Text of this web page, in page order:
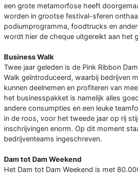
een grote metamorfose heeft
worden in grootse festival-sferen
podiumprogramma, foodtrucks en
wordt hier de cheque uitgereikt aan het
Business Walk
Twee jaar geleden is de Pink Ribbon
Walk geïntroduceerd, waarbij bedrijven
kunnen deelnemen en profiteren van
het businesspakket is namelijk alles
andere consumpties en een leuke
in de roos, voor het tweede jaar op rij
inschrijvingen enorm. Op dit moment
bedrijventeams ingeschreven.
Dam tot Dam Weekend
Het Dam tot Dam Weekend is met